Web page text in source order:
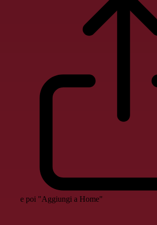
e poi "Aggiungi a Home"